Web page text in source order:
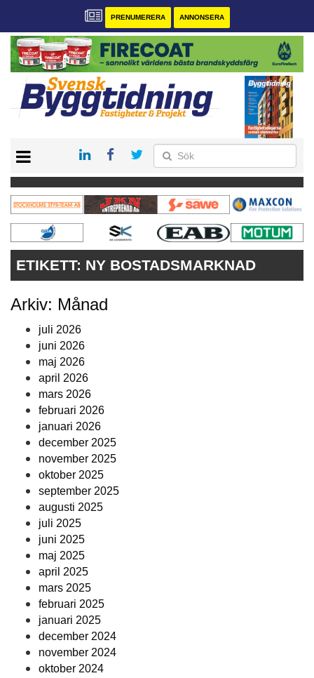
PRENUMERERA ANNONSERA
PRENUMERERA
VÅRA ANDRA MAGASIN
ANNONSERA
KONTAKT
ETIKETT: NY BOSTADSMARKNAD
Arkiv: Månad
juli 2026
juni 2026
maj 2026
april 2026
mars 2026
februari 2026
januari 2026
december 2025
november 2025
oktober 2025
september 2025
augusti 2025
juli 2025
juni 2025
maj 2025
april 2025
mars 2025
februari 2025
januari 2025
december 2024
november 2024
oktober 2024